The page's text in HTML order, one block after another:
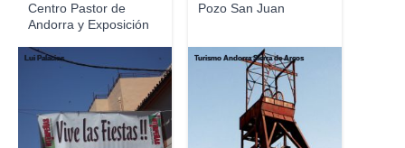
Centro Pastor de
Andorra y Exposición
Pozo San Juan
Lui Palacios Turismo Andorra Sierra de Arcos